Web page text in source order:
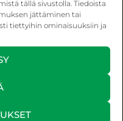
tällä sivustolla. Tiedoista
jättäminen tai
tiettyihin ominaisuuksiin ja